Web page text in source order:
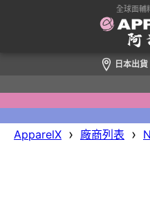
全球面輔
日本出貨
ApparelX › 廠商列表 ›